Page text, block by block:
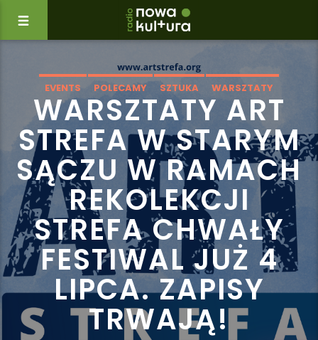
EVENTS POLECAMY SZTUKA
WARSZTATY
WYDARZENIA
WARSZTATY ART
STREFA W STARYM
SĄCZU W RAMACH
REKOLEKCJI
STREFA CHWAŁY
FESTIWAL JUŻ 4
LIPCA. ZAPISY
TRWAJĄ!